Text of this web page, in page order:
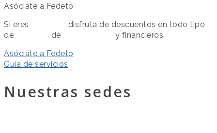
Asóciate a Fedeto
Si eres
disfruta de descuentos en todo tipo
de
de
y financieros.
Asóciate a Fedeto
Guía de servicios
Nuestras sedes